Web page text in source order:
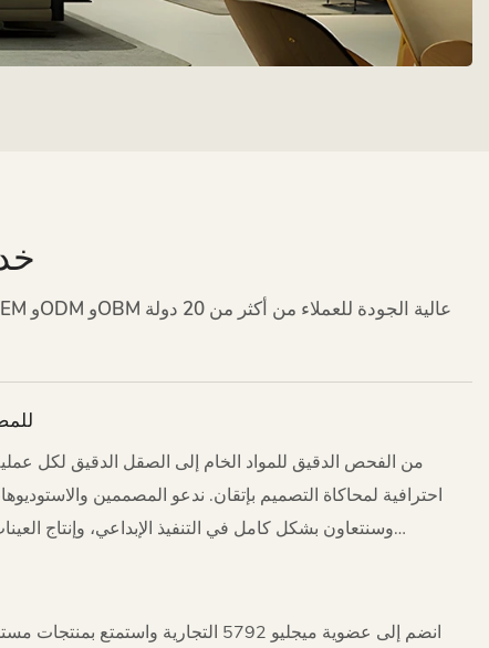
من الفحص الدقيق للمواد الخام إلى الصقل الدقيق لكل
احترافية لمحاكاة التصميم بإتقان. ندعو المصممين
وسنتعاون بشكل كامل في التنفيذ الإبداعي، وإنتاج
انضم إلى عضوية ميجليو 5792 التجارية واستمتع